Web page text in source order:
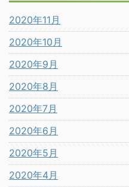
2020年11月
2020年10月
2020年9月
2020年8月
2020年7月
2020年6月
2020年5月
2020年4月